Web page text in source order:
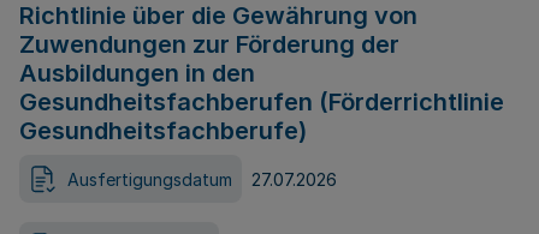
Richtlinie über die Gewährung von
Zuwendungen zur Förderung der
Ausbildungen in den
Gesundheitsfachberufen (Förderrichtlinie
Gesundheitsfachberufe)
Ausfertigungsdatum 27.07.2026